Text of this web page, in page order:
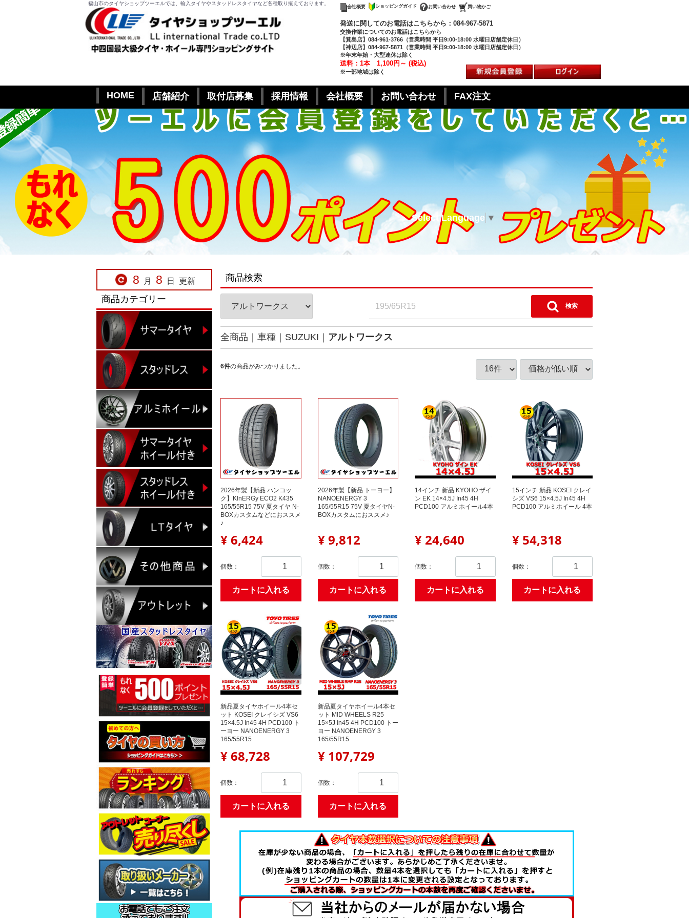
福山市のタイヤショップツーエルでは、輸入タイヤやスタッドレスタイヤなど各種取り揃えております。
会社概要 ショッピングガイド お問い合わせ 買い物かご
発送に関してのお電話はこちらから： 084-967-5871
交換作業についてのお電話はこちらから
【箕島店】084-961-3766（営業時間 平日9:00-18:00 水曜日店舗定休日）
【神辺店】084-967-5871 （営業時間 平日9:00-18:00 水曜日店舗定休日）
※年末年始・大型連休は除く
送料：1本 1,100円～ (税込)
※一部地域は除く
HOME 店舗紹介 取付店募集 採用情報 会社概要 お問い合わせ FAX注文
Select Language ▼
商品検索
全商品 車種 SUZUKI アルトワークス
6件の商品がみつかりました。
2026年製【新品 ハンコッ
ク】KlnERGy ECO2 K435
165/55R15 75V 夏タイヤ N-
BOXカスタムなどにおススメ
♪
¥ 6,424
個数：
カートに入れる
2026年製【新品 トーヨー】
NANOENERGY 3
165/55R15 75V 夏タイヤN-
BOXカスタムにおススメ♪
¥ 9,812
個数：
カートに入れる
14インチ 新品 KYOHO ザイ
ン EK 14×4.5J In45 4H
PCD100 アルミホイール4本
¥ 24,640
個数：
カートに入れる
15インチ 新品 KOSEI クレイ
シズ VS6 15×4.5J In45 4H
PCD100 アルミホイール 4本
¥ 54,318
個数：
カートに入れる
新品夏タイヤホイール4本セ
ット KOSEI クレイシズ VS6
15×4.5J In45 4H PCD100 ト
ーヨー NANOENERGY 3
165/55R15
¥ 68,728
個数：
カートに入れる
新品夏タイヤホイール4本セ
ット MID WHEELS R25
15×5J In45 4H PCD100 トー
ヨー NANOENERGY 3
165/55R15
¥ 107,729
個数：
カートに入れる
8 月 8 日 更新
商品カテゴリー